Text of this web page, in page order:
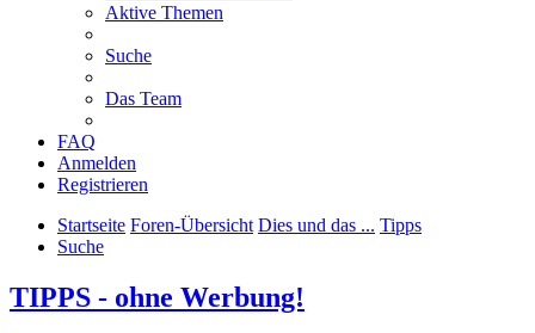
Aktive Themen
Suche
Das Team
FAQ
Anmelden
Registrieren
Startseite Foren-Übersicht Dies und das ... Tipps
Suche
TIPPS - ohne Werbung!